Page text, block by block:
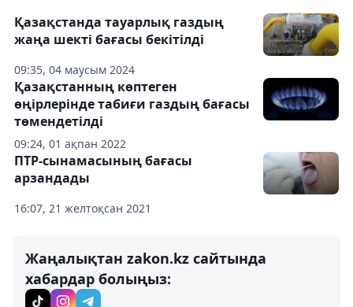
09:35, 04 маусым 2024
Қазақстанда тауарлық газдың
жаңа шекті бағасы бекітілді
09:24, 01 ақпан 2022
Қазақстанның көптеген
өңірлерінде табиғи газдың бағасы
төмендетілді
16:07, 21 желтоқсан 2021
ПТР-сынамасының бағасы
арзандады
Жаңалықтан zakon.kz сайтында
хабардар болыңыз: